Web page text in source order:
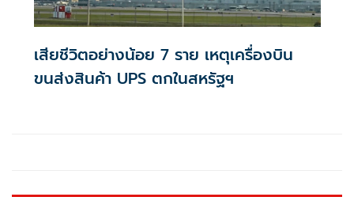
เสียชีวิตอย่างน้อย 7 ราย เหตุเครื่องบิน
ขนส่งสินค้า UPS ตกในสหรัฐฯ